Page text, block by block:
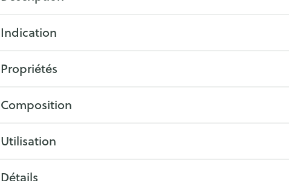
Indication
Propriétés
Composition
Utilisation
Détails